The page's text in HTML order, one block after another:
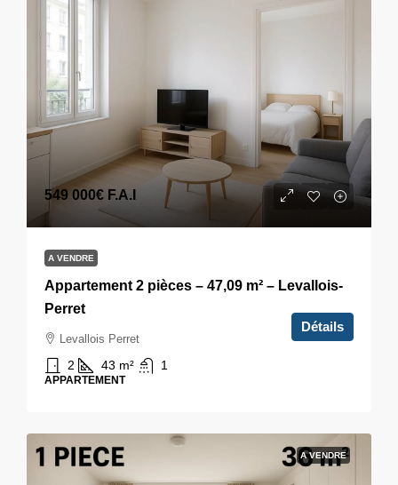
549 000€ F.A.I
A VENDRE
Appartement 2 pièces – 47,09 m² – Levallois-
Perret
Levallois Perret
2 43 m² 1
APPARTEMENT
Détails
A VENDRE